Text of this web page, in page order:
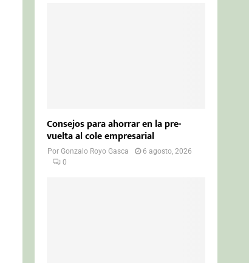
Consejos para ahorrar en la pre-
vuelta al cole empresarial
PorGonzalo Royo Gasca
6 agosto, 2026
0